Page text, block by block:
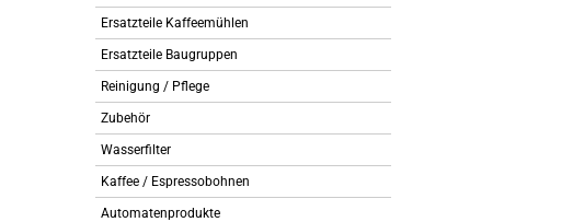
Ersatzteile Kaffeemühlen
Ersatzteile Baugruppen
Reinigung / Pflege
Zubehör
Wasserfilter
Kaffee / Espressobohnen
Automatenprodukte